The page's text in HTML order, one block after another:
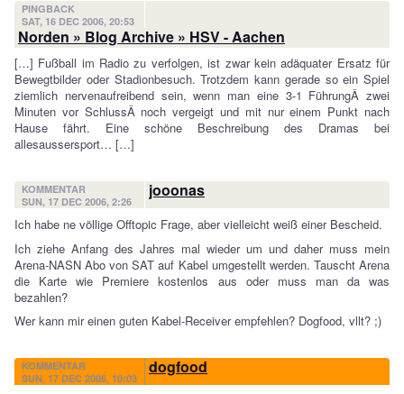
PINGBACK
SAT, 16 DEC 2006, 20:53
Norden » Blog Archive » HSV - Aachen
[…] Fußball im Radio zu verfolgen, ist zwar kein adäquater Ersatz für
Bewegtbilder oder Stadionbesuch. Trotzdem kann gerade so ein Spiel
ziemlich nervenaufreibend sein, wenn man eine 3-1 FührungÂ zwei
Minuten vor SchlussÂ noch vergeigt und mit nur einem Punkt nach
Hause fährt. Eine schöne Beschreibung des Dramas bei
allesaussersport… […]
KOMMENTAR
SUN, 17 DEC 2006, 2:26
jooonas
Ich habe ne völlige Offtopic Frage, aber vielleicht weiß einer Bescheid.
Ich ziehe Anfang des Jahres mal wieder um und daher muss mein
Arena-NASN Abo von SAT auf Kabel umgestellt werden. Tauscht Arena
die Karte wie Premiere kostenlos aus oder muss man da was
bezahlen?
Wer kann mir einen guten Kabel-Receiver empfehlen? Dogfood, vllt? ;)
KOMMENTAR
SUN, 17 DEC 2006, 10:03
dogfood